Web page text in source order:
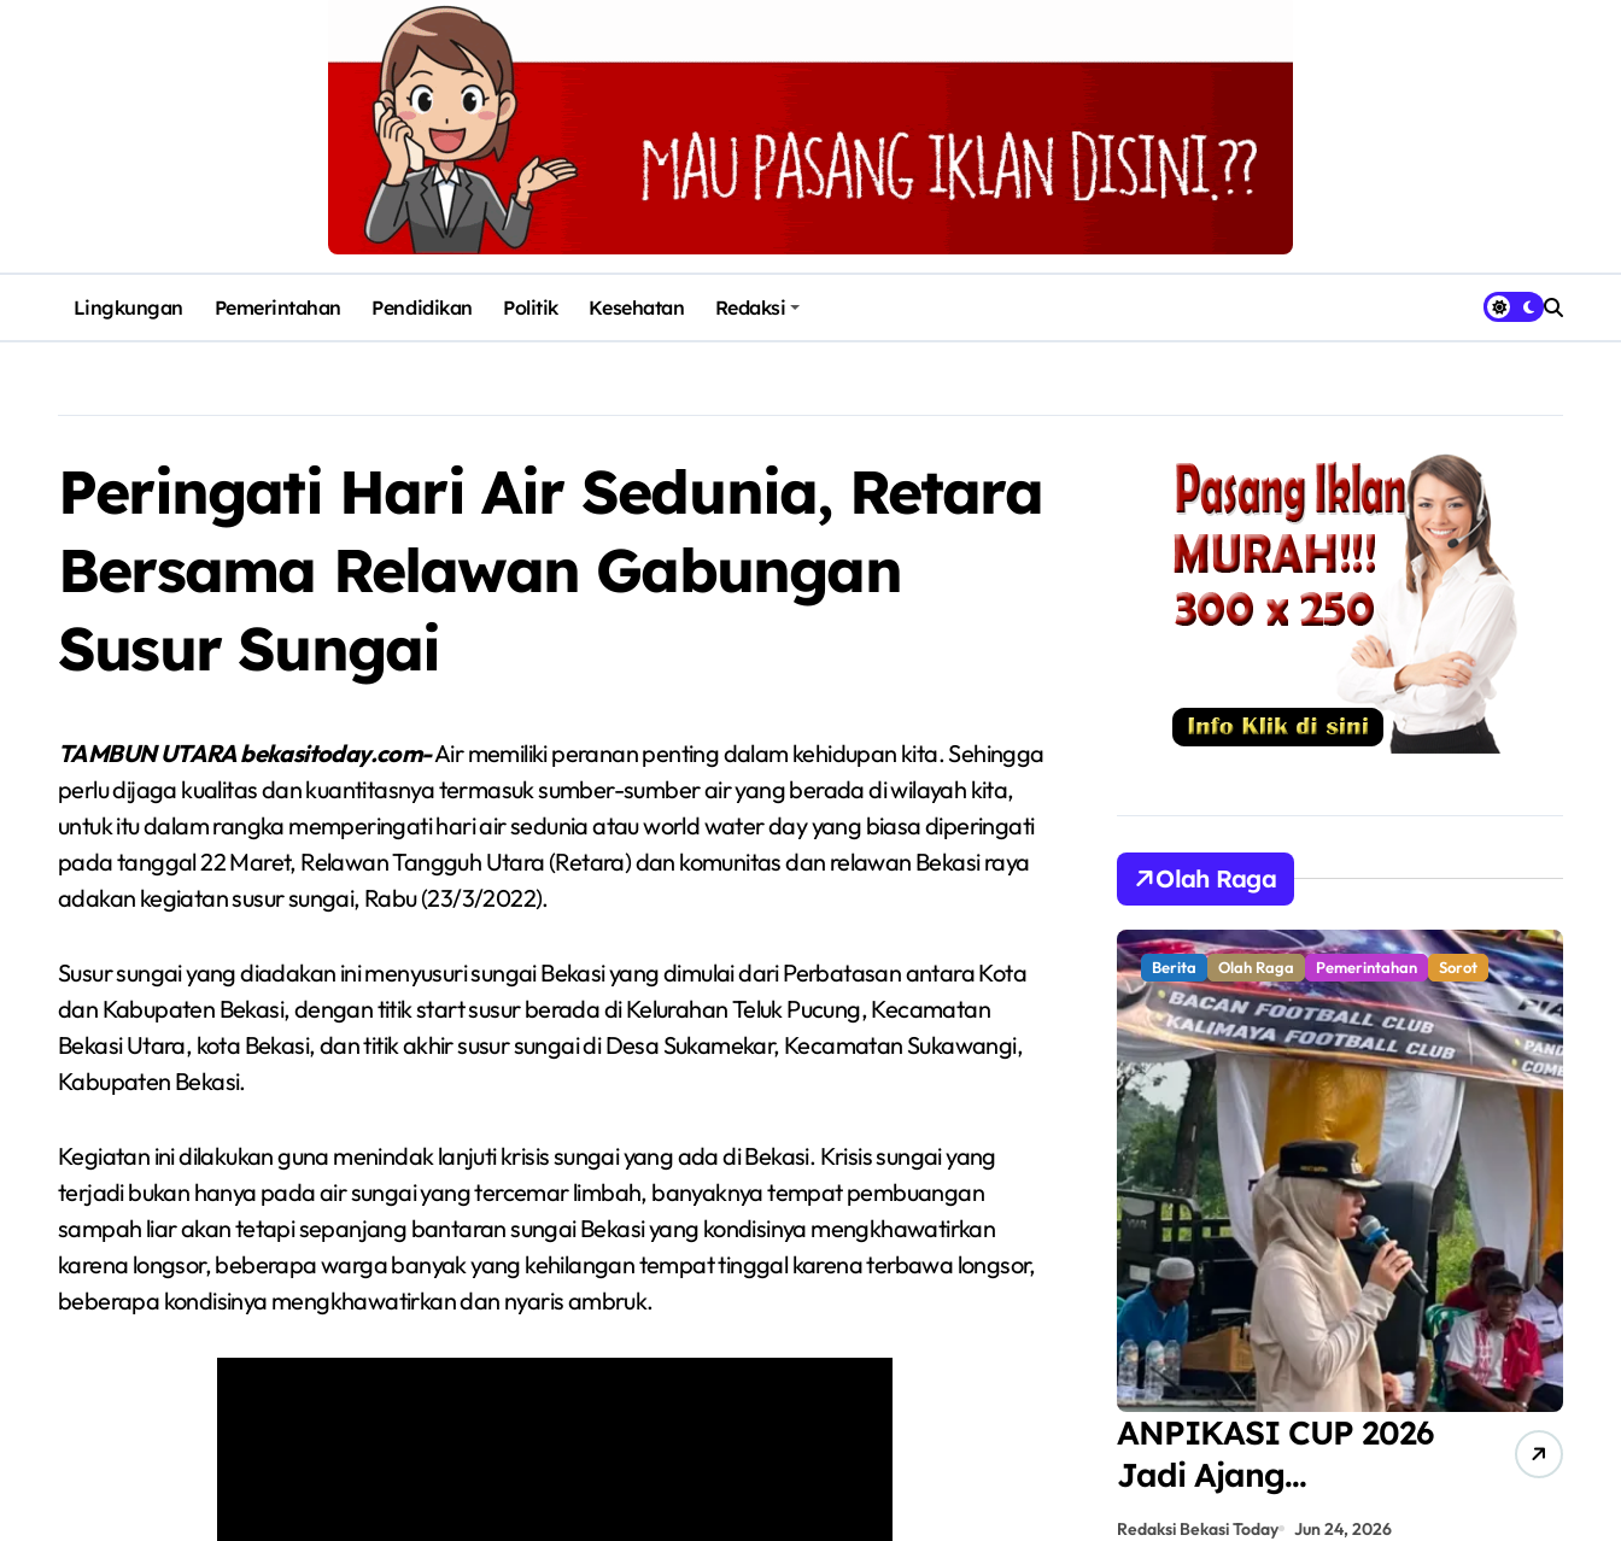
Lingkungan Pemerintahan Pendidikan Politik Kesehatan Redaksi
Peringati Hari Air Sedunia, Retara
Bersama Relawan Gabungan
Susur Sungai
TAMBUN UTARA bekasitoday.com-Air memiliki peranan penting dalam kehidupan kita. Sehingga
perlu dijaga kualitas dan kuantitasnya termasuk sumber-sumber air yang berada di wilayah kita,
untuk itu dalam rangka memperingati hari air sedunia atau world water day yang biasa diperingati
pada tanggal 22 Maret, Relawan Tangguh Utara (Retara) dan komunitas dan relawan Bekasi raya
adakan kegiatan susur sungai, Rabu (23/3/2022).
Susur sungai yang diadakan ini menyusuri sungai Bekasi yang dimulai dari Perbatasan antara Kota
dan Kabupaten Bekasi, dengan titik start susur berada di Kelurahan Teluk Pucung, Kecamatan
Bekasi Utara, kota Bekasi, dan titik akhir susur sungai di Desa Sukamekar, Kecamatan Sukawangi,
Kabupaten Bekasi.
Kegiatan ini dilakukan guna menindak lanjuti krisis sungai yang ada di Bekasi. Krisis sungai yang
terjadi bukan hanya pada air sungai yang tercemar limbah, banyaknya tempat pembuangan
sampah liar akan tetapi sepanjang bantaran sungai Bekasi yang kondisinya mengkhawatirkan
karena longsor, beberapa warga banyak yang kehilangan tempat tinggal karena terbawa longsor,
beberapa kondisinya mengkhawatirkan dan nyaris ambruk.
Olah Raga
Berita Event Olah Raga Sorot Berita Olah Raga Sorot Berita Olah Raga Pemerintahan Sorot
ANPIKASI CUP 2026
Jadi Ajang
Pembinaan Bakat
Redaksi Bekasi Today Jun 24, 2026